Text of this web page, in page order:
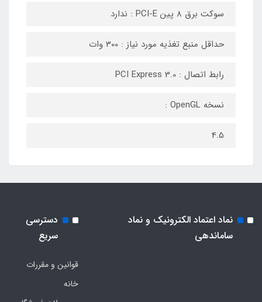
سوکت برق 8 پین PCI-E : ندارد
حداقل منبع تغذیه مورد نیاز : 300 وات
رابط اتصال : PCI Express 3.0
نسخه OpenGL :
4.5
نماد اعتماد الکترونیک و نماد
ساماندهی
دسترسی
سریع
قوانین و مقررات
خانه